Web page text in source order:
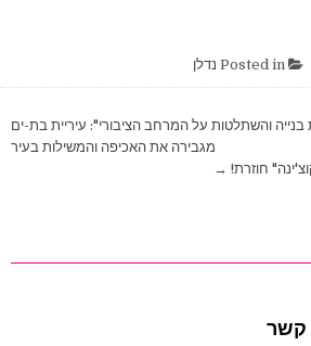
נדלן
והשתלטות על המרחב הציבורי": עיריית בת-ים
מגבירה את האכיפה והמשילות בעיר
חוזרת! →
קשר